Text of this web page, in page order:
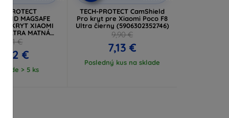
PROTECT
MAGSAFE
KRYT XIAOMI
ULTRA MATNÁ
ČIERNA
8,91 €
8,02 €
> 5 ks
TECH-PROTECT CamShield
Pro kryt pre Xiaomi Poco F8
Ultra čierny (5906302352746)
9,90 €
7,13 €
Posledný kus na sklade